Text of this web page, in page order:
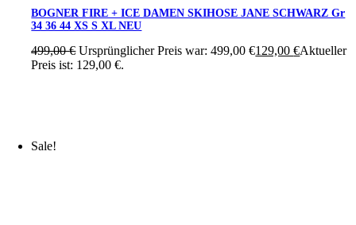
BOGNER FIRE + ICE DAMEN SKIHOSE JANE SCHWARZ Gr
34 36 44 XS S XL NEU
499,00€ Ursprünglicher Preis war: 499,00 €129,00€Aktueller
Preis ist: 129,00 €.
Sale!